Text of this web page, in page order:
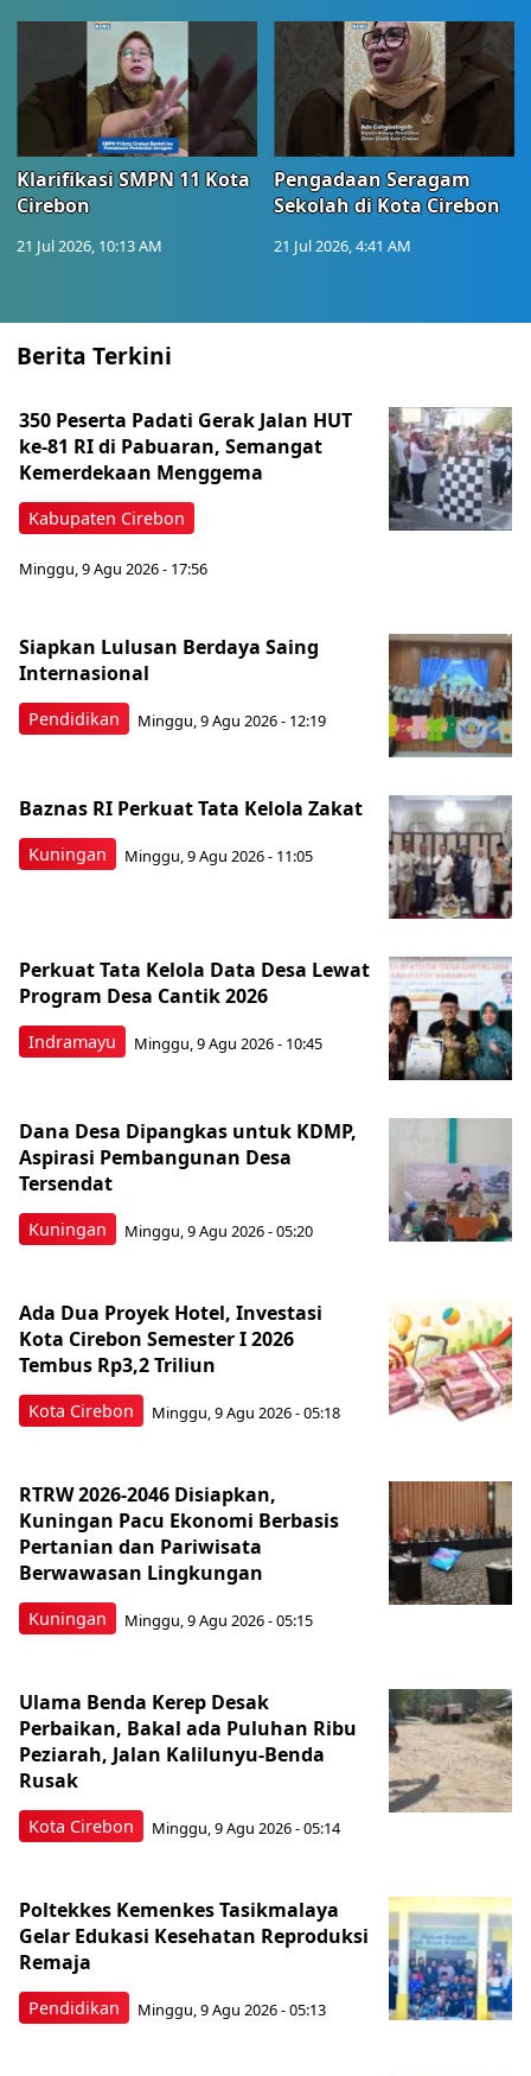
Klarifikasi SMPN 11 Kota
Cirebon
21 Jul 2026, 10:13 AM
Pengadaan Seragam
Sekolah di Kota Cirebon
21 Jul 2026, 4:41 AM
Berita Terkini
Kabupaten Cirebon
350 Peserta Padati Gerak Jalan HUT
ke-81 RI di Pabuaran, Semangat
Kemerdekaan Menggema
Minggu, 9 Agu 2026 - 17:56
Pendidikan
Siapkan Lulusan Berdaya Saing
Internasional
Minggu, 9 Agu 2026 - 12:19
Kuningan
Baznas RI Perkuat Tata Kelola Zakat
Minggu, 9 Agu 2026 - 11:05
Indramayu
Perkuat Tata Kelola Data Desa Lewat
Program Desa Cantik 2026
Minggu, 9 Agu 2026 - 10:45
Kuningan
Dana Desa Dipangkas untuk KDMP,
Aspirasi Pembangunan Desa
Tersendat
Minggu, 9 Agu 2026 - 05:20
Kota Cirebon
Ada Dua Proyek Hotel, Investasi
Kota Cirebon Semester I 2026
Tembus Rp3,2 Triliun
Minggu, 9 Agu 2026 - 05:18
Kuningan
RTRW 2026-2046 Disiapkan,
Kuningan Pacu Ekonomi Berbasis
Pertanian dan Pariwisata
Berwawasan Lingkungan
Minggu, 9 Agu 2026 - 05:15
Kota Cirebon
Ulama Benda Kerep Desak
Perbaikan, Bakal ada Puluhan Ribu
Peziarah, Jalan Kalilunyu-Benda
Rusak
Minggu, 9 Agu 2026 - 05:14
Pendidikan
Poltekkes Kemenkes Tasikmalaya
Gelar Edukasi Kesehatan Reproduksi
Remaja
Minggu, 9 Agu 2026 - 05:13